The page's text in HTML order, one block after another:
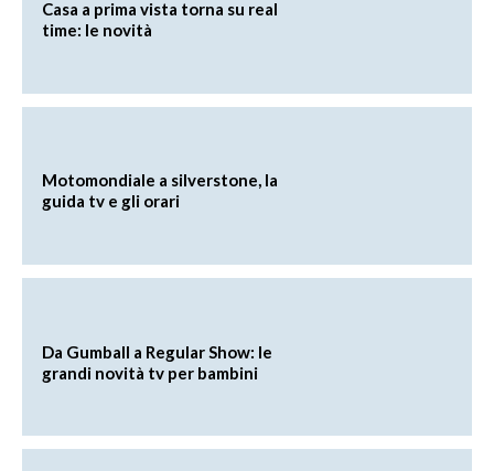
Casa a prima vista torna su real
time: le novità
Motomondiale a silverstone, la
guida tv e gli orari
Da Gumball a Regular Show: le
grandi novità tv per bambini